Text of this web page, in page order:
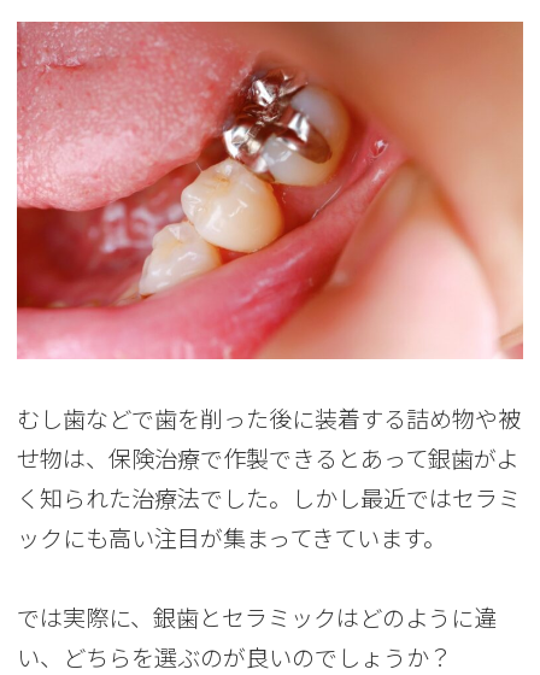
むし歯などで歯を削った後に装着する詰め物や被
せ物は、保険治療で作製できるとあって銀歯がよ
く知られた治療法でした。しかし最近ではセラミ
ックにも高い注目が集まってきています。
では実際に、銀歯とセラミックはどのように違
い、どちらを選ぶのが良いのでしょうか？